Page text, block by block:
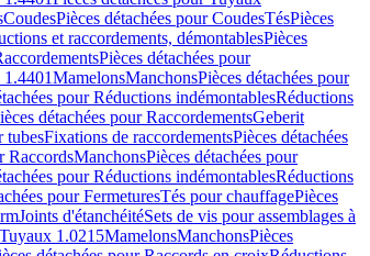
CoudesPièces détachées pour CoudesTésPièces
et raccordements, démontablesPièces
Pièces détachées pour
1.4401MamelonsManchonsPièces détachées pour
pour Réductions indémontablesRéductions
détachées pour RaccordementsGeberit
tubesFixations de raccordementsPièces détachées
RaccordsManchonsPièces détachées pour
pour Réductions indémontablesRéductions
pour FermeturesTés pour chauffagePièces
Joints d'étanchéitéSets de vis pour assemblages à
Tuyaux 1.0215MamelonsManchonsPièces